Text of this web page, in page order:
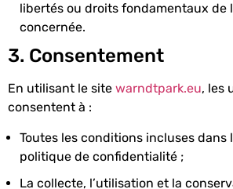
libertés ou droits fondamentaux de
concernée.
3. Consentement
En utilisant le site warndtpark.eu, les
consentent à :
Toutes les conditions incluses dans
politique de confidentialité ;
La collecte, l’utilisation et la